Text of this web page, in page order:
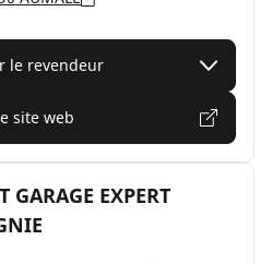
le revendeur
site web
GARAGE EXPERT